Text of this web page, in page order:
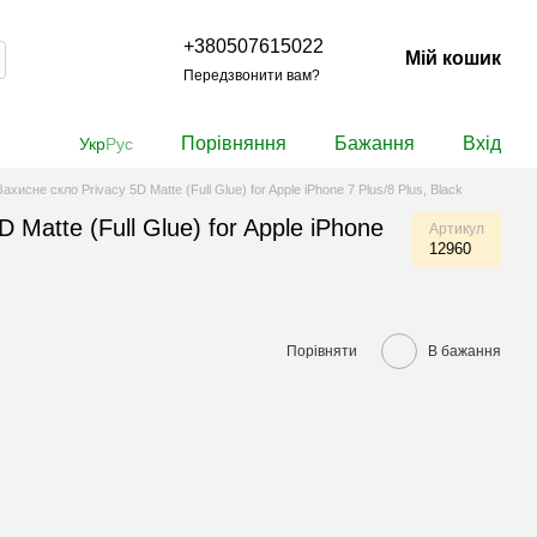
+380507615022
Передзвонити вам?
Мій кошик
УкрРус Порівняння Бажання Вхід
скло Privacy 5D Matte (Full Glue) for Apple iPhone 7 Plus/8 Plus, Black
Matte (Full Glue) for Apple iPhone
Артикул
12960
Порівняти В бажання